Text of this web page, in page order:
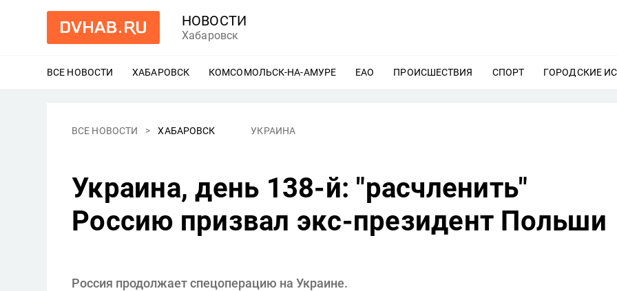
НОВОСТИ
Хабаровск
ВСЕ НОВОСТИ ХАБАРОВСК ЕЩЕ
КОМСОМОЛЬСК-НА-АМУРЕ ЕЩЕ
ЕАО ЕЩЕ
ПРОИСШЕСТВИЯ ЕЩЕ
СПОРТ ЕЩЕ
ГОРОДСКИЕ
ВСЕ НОВОСТИ ХАБАРОВСК УКРАИНА
Украина, день 138-й: "расчленить"
Россию призвал экс-президент Польши
Россия продолжает спецоперацию на Украине.